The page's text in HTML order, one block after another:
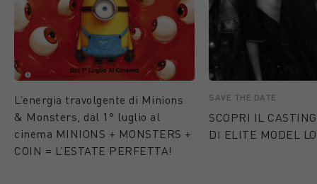
L’energia travolgente di Minions
& Monsters, dal 1° luglio al
cinema MINIONS + MONSTERS +
COIN = L’ESTATE PERFETTA!
SAVE THE DATE
SCOPRI IL
DI ELITE MODEL